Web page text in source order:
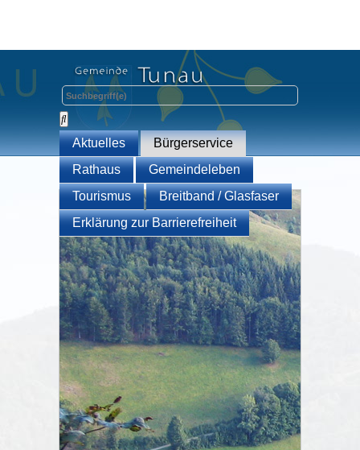
Aktuelles
Bürgerservice
Rathaus
Gemeindeleben
Tourismus
Breitband / Glasfaser
Erklärung zur Barrierefreiheit